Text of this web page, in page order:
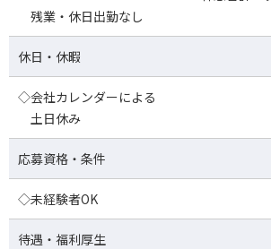
残業・休日出勤なし
休日・休暇
◇会社カレンダーによる
土日休み
応募資格・条件
◇未経験者OK
待遇・福利厚生